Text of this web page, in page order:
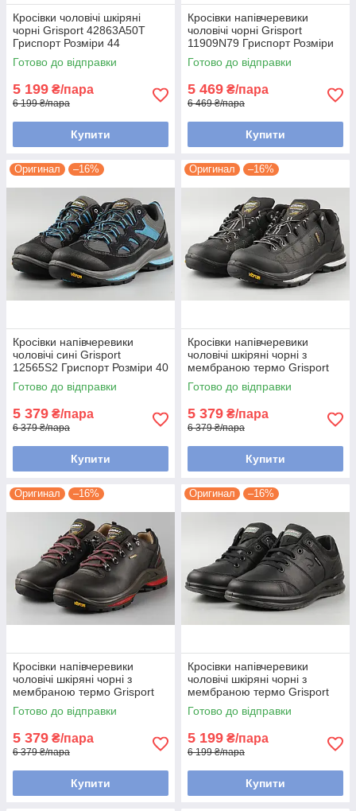
Кросівки чоловічі шкіряні
чорні Grisport 42863A50T
Гриспорт Розміри 44
Готово до відправки
5 199 ₴/пара
6 199 ₴/пара
Купити
Кросівки напівчеревики
чоловічі чорні Grisport
11909N79 Гриспорт Розміри
40 41 42 43 44 45
Готово до відправки
5 469 ₴/пара
6 469 ₴/пара
Купити
Оригинал –16%
Кросівки напівчеревики
чоловічі сині Grisport
12565S2 Гриспорт Розміри 40
41 42 43 44 45 46 47
Готово до відправки
5 379 ₴/пара
6 379 ₴/пара
Купити
Оригинал –16%
Кросівки напівчеревики
чоловічі шкіряні чорні з
мембраною термо Grisport
12501D98tn Гриспорт
Розміри 41 42 44 45
Готово до відправки
5 379 ₴/пара
6 379 ₴/пара
Купити
Оригинал –16%
Кросівки напівчеревики
чоловічі шкіряні чорні з
мембраною термо Grisport
13507D25tn Гриспорт
Розміри 41 42 43 44 45
Готово до відправки
5 379 ₴/пара
6 379 ₴/пара
Купити
Оригинал –16%
Кросівки напівчеревики
чоловічі шкіряні чорні з
мембраною термо Grisport
43063A13tn Гриспорт Розміри
42 45
Готово до відправки
5 199 ₴/пара
6 199 ₴/пара
Купити